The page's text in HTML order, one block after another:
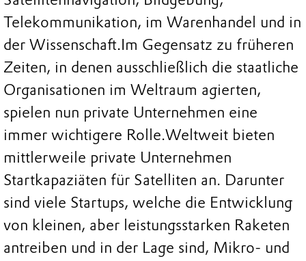
Telekommunikation, im Warenhandel und in
der Wissenschaft.Im Gegensatz zu früheren
Zeiten, in denen ausschließlich die staatliche
Organisationen im Weltraum agierten,
spielen nun private Unternehmen eine
immer wichtigere Rolle.Weltweit bieten
mittlerweile private Unternehmen
Startkapaziäten für Satelliten an. Darunter
sind viele Startups, welche die Entwicklung
von kleinen, aber leistungsstarken Raketen
antreiben und in der Lage sind, Mikro- und